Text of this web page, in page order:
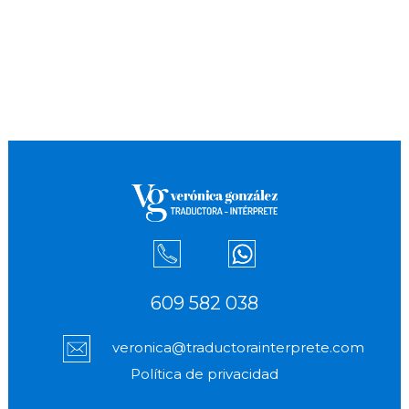
609 582 038
veronica@traductorainterprete.com
Política de privacidad